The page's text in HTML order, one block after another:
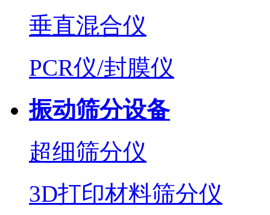
垂直混合仪
PCR仪/封膜仪
振动筛分设备
超细筛分仪
3D打印材料筛分仪